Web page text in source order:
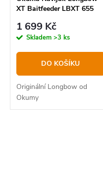
XT Baitfeeder LBXT 655
1 699 Kč
Skladem >3 ks
DO KOŠÍKU
Originální Longbow od
Okumy